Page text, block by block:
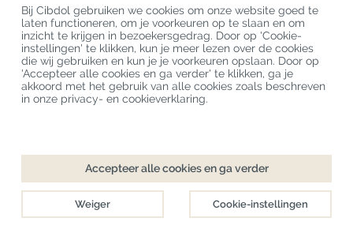
Laatste CBD Blogs
Bij Cibdol gebruiken we cookies om onze website goed te
laten functioneren, om je voorkeuren op te slaan en om
inzicht te krijgen in bezoekersgedrag. Door op 'Cookie-
instellingen' te klikken, kun je meer lezen over de cookies
die wij gebruiken en kun je je voorkeuren opslaan. Door op
'Accepteer alle cookies en ga verder' te klikken, ga je
akkoord met het gebruik van alle cookies zoals beschreven
in onze privacy- en cookieverklaring.
Accepteer alle cookies en ga verder
Weiger Cookie-instellingen
Copyright © Cibdol
Last updated 06-08-2026
Cibdol bv , Handelsweg 1a, 5492NL Sint-Oedenrode, the Netherlands
KvK: 76495035 VAT: NL860644923B01